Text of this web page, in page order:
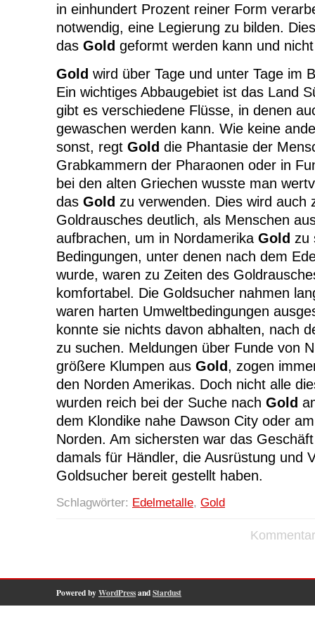
in einhundert Prozent reiner Form
notwendig, eine Legierung zu bilden.
das Gold geformt werden kann und
Gold wird über Tage und unter Tage im
Ein wichtiges Abbaugebiet ist das Land
gibt es verschiedene Flüsse, in denen
gewaschen werden kann. Wie keine
sonst, regt Gold die Phantasie der
Grabkammern der Pharaonen oder in
bei den alten Griechen wusste man
das Gold zu verwenden. Dies wird auch
Goldrausches deutlich, als Menschen
aufbrachen, um in Nordamerika Gold zu
Bedingungen, unter denen nach dem
wurde, waren zu Zeiten des
komfortabel. Die Goldsucher nahmen
waren harten Umweltbedingungen
konnte sie nichts davon abhalten, nach
zu suchen. Meldungen über Funde von
größere Klumpen aus Gold, zogen
den Norden Amerikas. Doch nicht alle
wurden reich bei der Suche nach Gold
dem Klondike nahe Dawson City oder
Norden. Am sichersten war das
damals für Händler, die Ausrüstung und
Goldsucher bereit gestellt haben.
Schlagwörter: Edelmetalle, Gold
Powered byWordPressandStardust